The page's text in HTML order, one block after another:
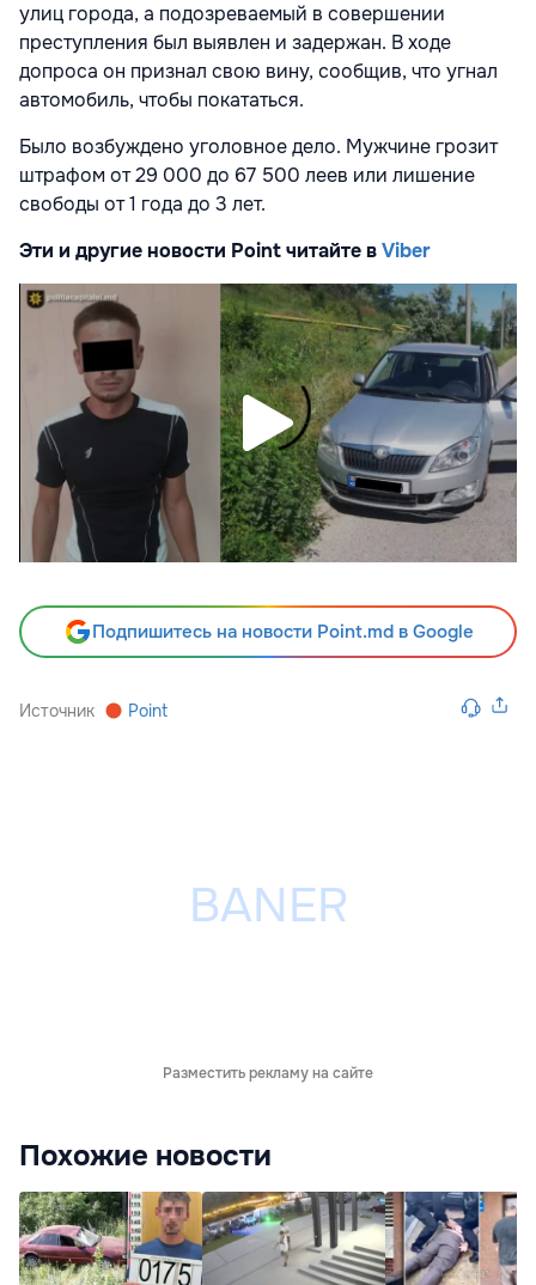
улиц города, а подозреваемый в совершении
преступления был выявлен и задержан. В ходе
допроса он признал свою вину, сообщив, что угнал
автомобиль, чтобы покататься.
Было возбуждено уголовное дело. Мужчине грозит
штрафом от 29 000 до 67 500 леев или лишение
свободы от 1 года до 3 лет.
Эти и другие новости Point читайте вViber
Подпишитесь на новости Point.md в Google
Источник Point
Разместить рекламу на сайте
Похожие новости